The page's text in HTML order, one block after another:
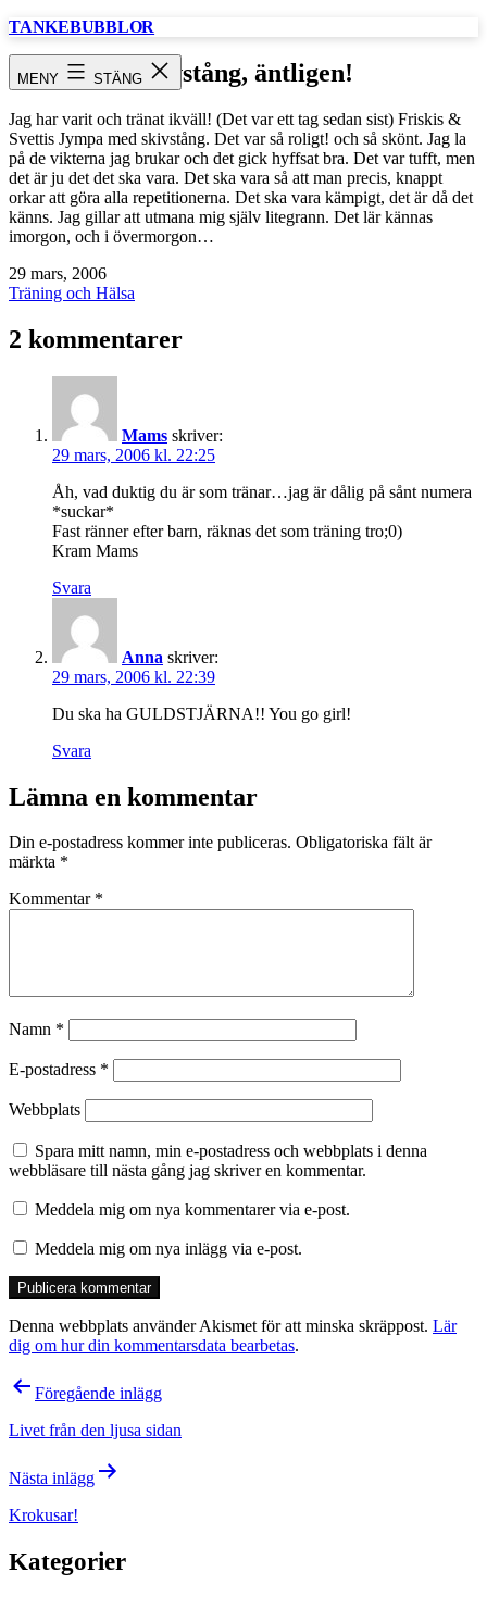
Hoppa
TANKEBUBBLOR
MENY STÄNGSkivstång, äntligen!
Jag har varit och tränat ikväll! (Det var ett tag sedan sist) Friskis &
Svettis Jympa med skivstång. Det var så roligt! och så skönt. Jag la
på de vikterna jag brukar och det gick hyffsat bra. Det var tufft, men
det är ju det det ska vara. Det ska vara så att man precis, knappt
orkar att göra alla repetitionerna. Det ska vara kämpigt, det är då det
känns. Jag gillar att utmana mig själv litegrann. Det lär kännas
imorgon, och i övermorgon…
Publicerat
den
29 mars, 2006
Kategoriserat
Träning och Hälsa
2 kommentarer
Mams skriver:
29 mars, 2006 kl. 22:25
Åh, vad duktig du är som tränar…jag är dålig på sånt numera
*suckar*
Fast ränner efter barn, räknas det som träning tro;0)
Kram Mams
Svara
Anna skriver:
29 mars, 2006 kl. 22:39
Du ska ha GULDSTJÄRNA!! You go girl!
Svara
Lämna en kommentar
Din e-postadress kommer inte publiceras. Obligatoriska fält är
märkta *
Kommentar *
Namn *
E-postadress *
Webbplats
Spara mitt namn, min e-postadress och webbplats i denna
webbläsare till nästa gång jag skriver en kommentar.
Meddela mig om nya kommentarer via e-post.
Meddela mig om nya inlägg via e-post.
Denna webbplats använder Akismet för att minska skräppost. Lär
dig om hur din kommentarsdata bearbetas.
Inläggsnavigering
Föregående inlägg
Livet från den ljusa sidan
Nästa inlägg
Krokusar!
Kategorier